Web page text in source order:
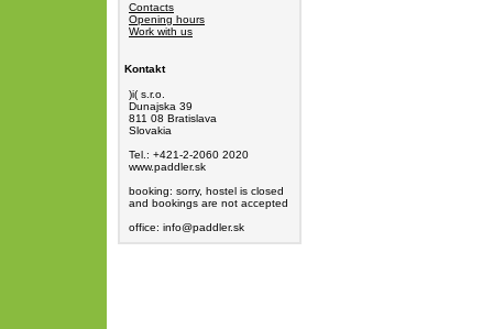
Contacts
Opening hours
Work with us
Kontakt
)i( s.r.o.
Dunajska 39
811 08 Bratislava
Slovakia
Tel.: +421-2-2060 2020
www.paddler.sk
booking: sorry, hostel is closed
and bookings are not accepted
office: info@paddler.sk